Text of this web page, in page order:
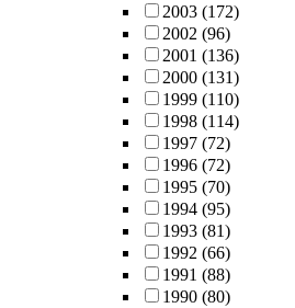
2003 (172)
2002 (96)
2001 (136)
2000 (131)
1999 (110)
1998 (114)
1997 (72)
1996 (72)
1995 (70)
1994 (95)
1993 (81)
1992 (66)
1991 (88)
1990 (80)